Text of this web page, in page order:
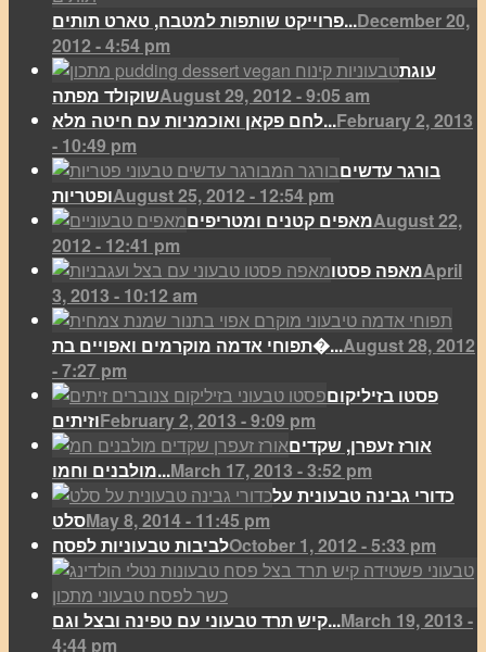
פרוייקט שותפות למטבח, טארט תותים...December 20,
2012 - 4:54 pm
עוגת
שוקולד מפתהAugust 29, 2012 - 9:05 am
לחם פקאן ואוכמניות עם חיטה מלא...February 2, 2013
- 10:49 pm
בורגר עדשים
ופטריותAugust 25, 2012 - 12:54 pm
מאפים קטנים ומטריפיםAugust 22,
2012 - 12:41 pm
מאפה פסטוApril
3, 2013 - 10:12 am
תפוחי אדמה מוקרמים ואפויים בת�...August 28, 2012
- 7:27 pm
פסטו בזיליקום
וזיתיםFebruary 2, 2013 - 9:09 pm
אורז זעפרן, שקדים
מולבנים וחמו...March 17, 2013 - 3:52 pm
כדורי גבינה טבעונית על
סלטMay 8, 2014 - 11:45 pm
לביבות טבעוניות לפסחOctober 1, 2012 - 5:33 pm
קיש תרד טבעוני עם טפינה ובצל וגם...March 19, 2013 -
4:44 pm